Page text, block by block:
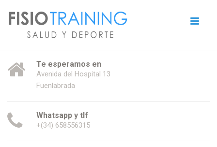
Te esperamos en
Avenida del Hospital 13
Fuenlabrada
Whatsapp y tlf
+(34) 658556315